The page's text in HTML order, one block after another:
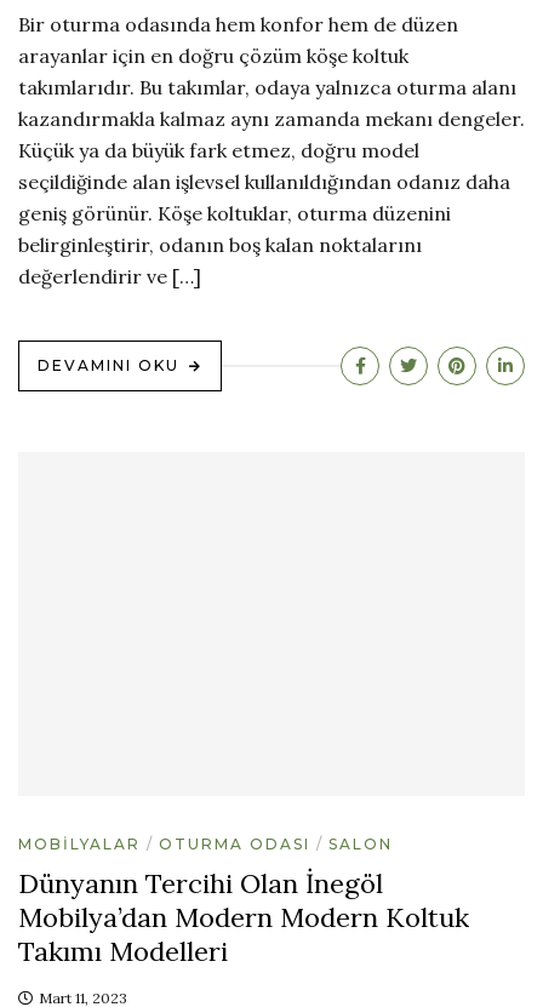
Bir oturma odasında hem konfor hem de düzen
arayanlar için en doğru çözüm köşe koltuk
takımlarıdır. Bu takımlar, odaya yalnızca oturma alanı
kazandırmakla kalmaz aynı zamanda mekanı dengeler.
Küçük ya da büyük fark etmez, doğru model
seçildiğinde alan işlevsel kullanıldığından odanız daha
geniş görünür. Köşe koltuklar, oturma düzenini
belirginleştirir, odanın boş kalan noktalarını
değerlendirir ve […]
DEVAMINI OKU
MOBILYALAR OTURMA ODASI SALON
Dünyanın Tercihi Olan İnegöl
Mobilya’dan Modern Modern Koltuk
Takımı Modelleri
Mart 11, 2023